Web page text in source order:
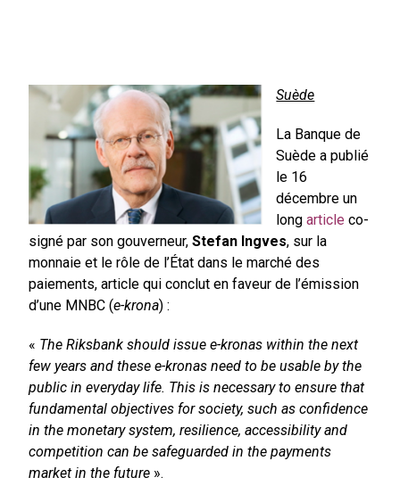
Suède
La Banque de
Suède a publié
le 16
décembre un
longarticle co-
signé par son gouverneur,Stefan Ingves, sur la
monnaie et le rôle de l’État dans le marché des
paiements, article qui conclut en faveur de l’émission
d’une MNBC (e-krona) :
« The Riksbank should issue e-kronas within the next
few years and these e-kronas need to be usable by the
public in everyday life. This is necessary to ensure that
fundamental objectives for society, such as confidence
in the monetary system, resilience, accessibility and
competition can be safeguarded in the payments
market in the future ».